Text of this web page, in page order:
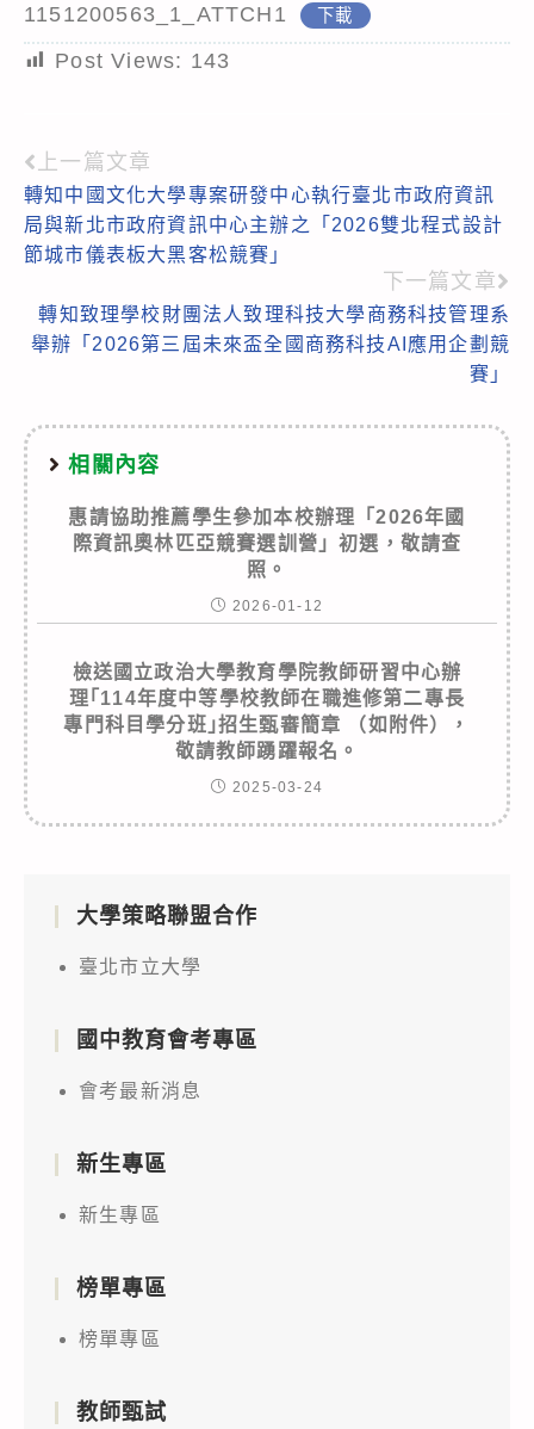
1151200563_1_ATTCH1 下載
Post Views: 143
Read
more
articles
上一篇文章
轉知中國文化大學專案研發中心執行臺北市政府資訊
局與新北市政府資訊中心主辦之「2026雙北程式設計
節城市儀表板大黑客松競賽」
下一篇文章
轉知致理學校財團法人致理科技大學商務科技管理系
舉辦「2026第三屆未來盃全國商務科技AI應用企劃競
賽」
相關內容
惠請協助推薦學生參加本校辦理「2026年國
際資訊奧林匹亞競賽選訓營」初選，敬請查
照。
2026-01-12
檢送國立政治大學教育學院教師研習中心辦
理｢114年度中等學校教師在職進修第二專長
專門科目學分班｣招生甄審簡章 （如附件），
敬請教師踴躍報名。
2025-03-24
大學策略聯盟合作
臺北市立大學
國中教育會考專區
會考最新消息
新生專區
新生專區
榜單專區
榜單專區
教師甄試